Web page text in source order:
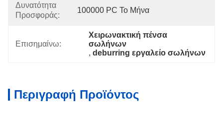
Δυνατότητα
Προσφοράς:
100000 PC Το Μήνα
Επισημαίνω:
Χειρωνακτική πένσα
σωλήνων
, deburring εργαλείο σωλήνων
Περιγραφή Προϊόντος